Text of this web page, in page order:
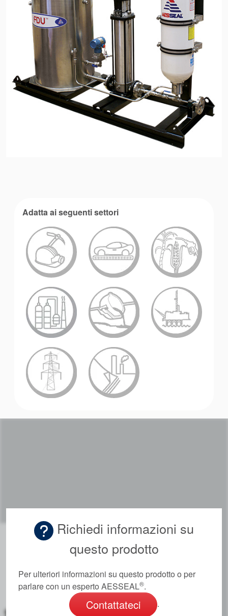
Certificazioni e standard
Contatti
Locazioni
Articoli
Adatta ai seguenti settori
Richiedi informazioni su
questo prodotto
Per ulteriori informazioni su questo prodotto o per
parlare con un esperto AESSEAL®.
Contattateci .